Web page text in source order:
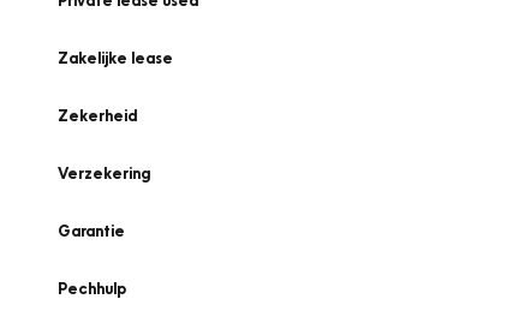
Zakelijke lease
Zekerheid
Verzekering
Garantie
Pechhulp